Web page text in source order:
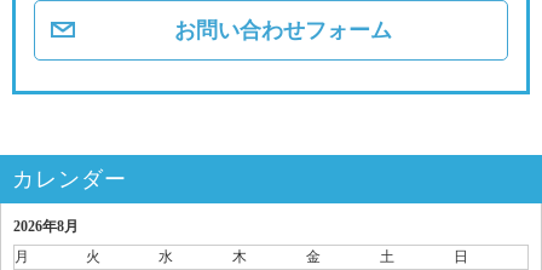
お問い合わせフォーム
カレンダー
2026年8月
月
火 水 木 金 土
日